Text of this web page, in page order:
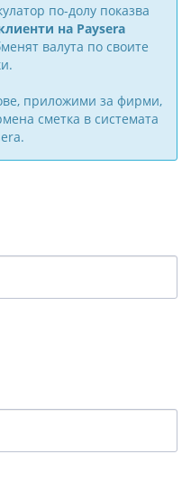
по-долу показва
на Paysera
валута по своите
приложими за фирми,
сметка в системата